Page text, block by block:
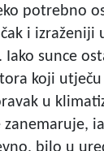
potrebno
i izraženiji
sunce
koji
u
bilo u